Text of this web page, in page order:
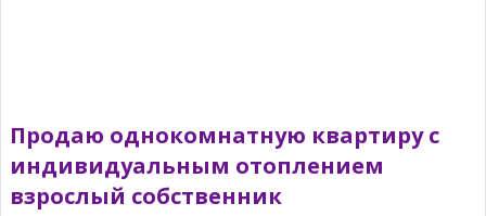
Продаю однокомнатную квартиру с
индивидуальным отоплением
взрослый собственник